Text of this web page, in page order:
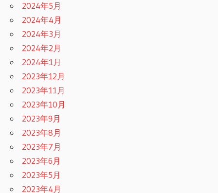
2024年5月
2024年4月
2024年3月
2024年2月
2024年1月
2023年12月
2023年11月
2023年10月
2023年9月
2023年8月
2023年7月
2023年6月
2023年5月
2023年4月